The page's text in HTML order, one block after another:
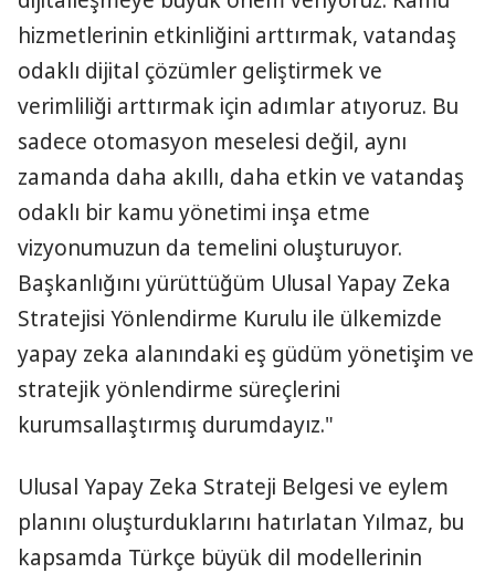
hizmetlerinin etkinliğini arttırmak, vatandaş
odaklı dijital çözümler geliştirmek ve
verimliliği arttırmak için adımlar atıyoruz. Bu
sadece otomasyon meselesi değil, aynı
zamanda daha akıllı, daha etkin ve vatandaş
odaklı bir kamu yönetimi inşa etme
vizyonumuzun da temelini oluşturuyor.
Başkanlığını yürüttüğüm Ulusal Yapay Zeka
Stratejisi Yönlendirme Kurulu ile ülkemizde
yapay zeka alanındaki eş güdüm yönetişim ve
stratejik yönlendirme süreçlerini
kurumsallaştırmış durumdayız."
Ulusal Yapay Zeka Strateji Belgesi ve eylem
planını oluşturduklarını hatırlatan Yılmaz, bu
kapsamda Türkçe büyük dil modellerinin